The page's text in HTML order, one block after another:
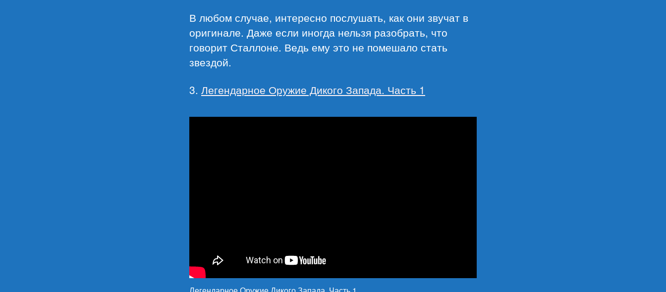
В любом случае, интересно послушать, как они звучат в
оригинале. Даже если иногда нельзя разобрать, что
говорит Сталлоне. Ведь ему это не помешало стать
звездой.
3. Легендарное Оружие Дикого Запада. Часть 1